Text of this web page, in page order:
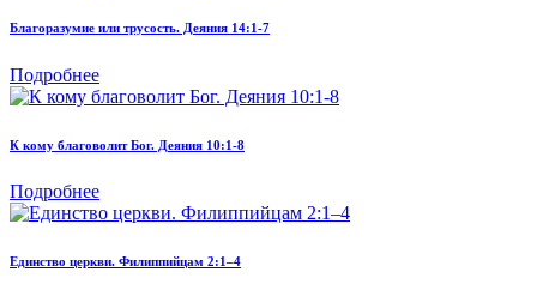
Благоразумие или трусость. Деяния 14:1-7
Подробнее
К кому благоволит Бог. Деяния 10:1-8
Подробнее
Единство церкви. Филиппийцам 2:1–4